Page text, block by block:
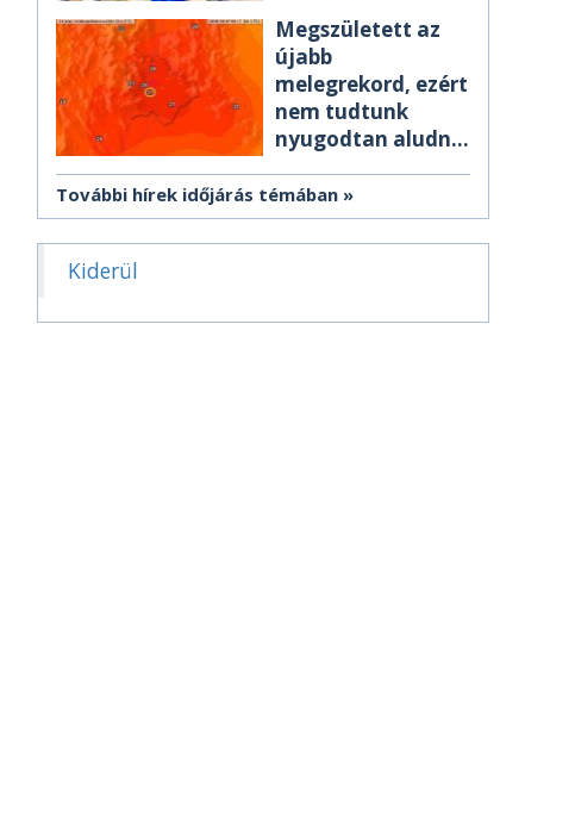
Megszületett az
újabb
melegrekord, ezért
nem tudtunk
nyugodtan aludni
További hírek időjárás témában
Kiderül